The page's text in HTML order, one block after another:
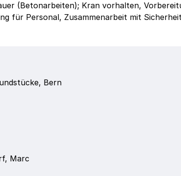
(Betonarbeiten); Kran vorhalten,
für Personal, Zusammenarbeit mit
Bern
Marc